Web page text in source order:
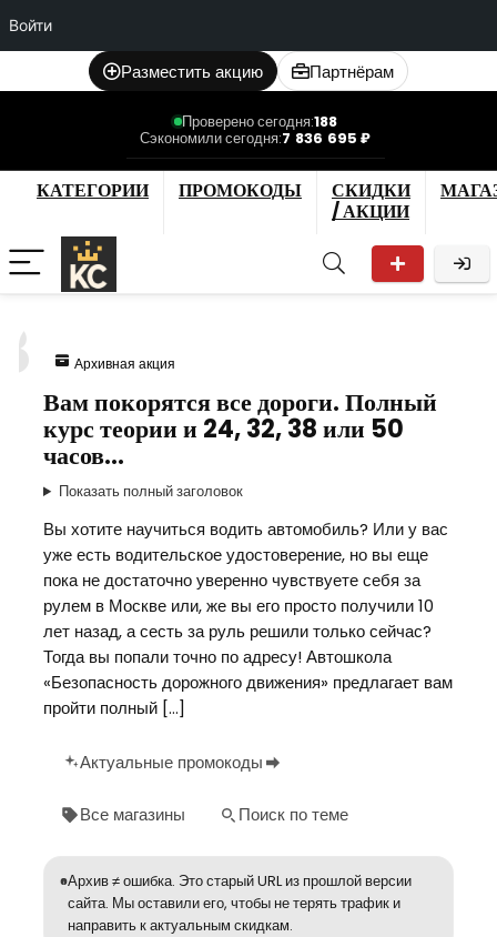
Войти
Разместить акцию Партнёрам
Проверено сегодня:188
Сэкономили сегодня:7 836 695 ₽
КАТЕГОРИИ ПРОМОКОДЫ
СКИДКИ
/ АКЦИИ
Архивная акция
Вам покорятся все дороги. Полный
курс теории и 24, 32, 38 или 50
часов…
Показать полный заголовок
Вы хотите научиться водить автомобиль? Или у вас
уже есть водительское удостоверение, но вы еще
пока не достаточно уверенно чувствуете себя за
рулем в Москве или, же вы его просто получили 10
лет назад, а сесть за руль решили только сейчас?
Тогда вы попали точно по адресу! Автошкола
«Безопасность дорожного движения» предлагает вам
пройти полный […]
Актуальные промокоды
Все магазины Поиск по теме
Архив ≠ ошибка. Это старый URL из прошлой версии
сайта. Мы оставили его, чтобы не терять трафик и
направить к актуальным скидкам.